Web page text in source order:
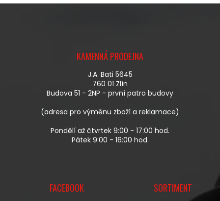
KAMENNÁ PRODEJNA
J.A. Bati 5645
760 01 Zlín
Budova 51 - 2NP - první patro budovy
(adresa pro výměnu zboží a reklamace)
Pondělí až čtvrtek 9:00 - 17:00 hod.
Pátek 9:00 - 16:00 hod.
FACEBOOK SORTIMENT